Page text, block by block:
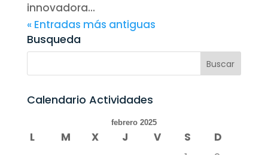
innovadora...
« Entradas más antiguas
Busqueda
Calendario Actividades
febrero 2025
L M X J V S
D